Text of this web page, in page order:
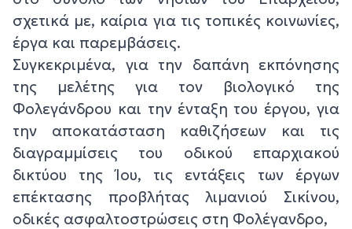
σχετικά με, καίρια για τις τοπικές κοινωνίες,
έργα και παρεμβάσεις.
Συγκεκριμένα, για την δαπάνη εκπόνησης
της μελέτης για τον βιολογικό της
Φολεγάνδρου και την ένταξη του έργου, για
την αποκατάσταση καθιζήσεων και τις
διαγραμμίσεις του οδικού επαρχιακού
δικτύου της Ίου, τις εντάξεις των έργων
επέκτασης προβλήτας λιμανιού Σικίνου,
οδικές ασφαλτοστρώσεις στη Φολέγανδρο,